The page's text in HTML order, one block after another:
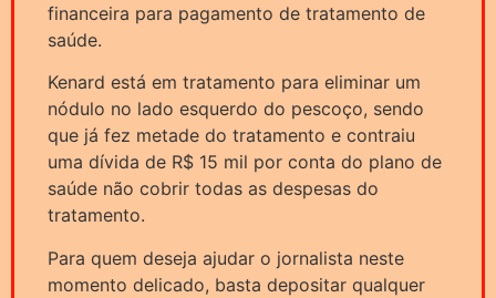
financeira para pagamento de tratamento de
saúde.
Kenard está em tratamento para eliminar um
nódulo no lado esquerdo do pescoço, sendo
que já fez metade do tratamento e contraiu
uma dívida de R$ 15 mil por conta do plano de
saúde não cobrir todas as despesas do
tratamento.
Para quem deseja ajudar o jornalista neste
momento delicado, basta depositar qualquer